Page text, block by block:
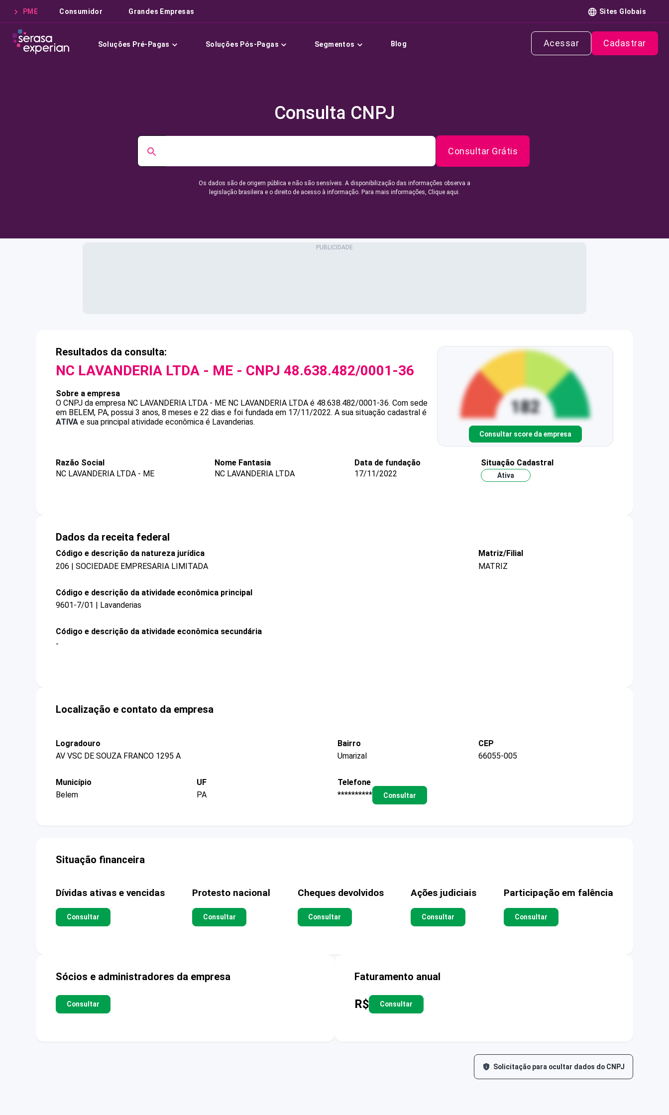
PME Consumidor Grandes Empresas Sites Globais
Soluções Pré-Pagas Soluções Pós-Pagas Segmentos Blog Acessar Cadastrar
Consulta CNPJ
Consultar Grátis
Os dados são de origem pública e não são sensíveis. A disponibilização das informações observa a
legislação brasileira e o direito de acesso à informação. Para mais informações, Clique aqui.
Resultados da consulta:
NC LAVANDERIA LTDA - ME - CNPJ 48.638.482/0001-36
Sobre a empresa
O CNPJ da empresa NC LAVANDERIA LTDA - ME NC LAVANDERIA LTDA é 48.638.482/0001-36. Com sede
em BELEM, PA, possui 3 anos, 8 meses e 22 dias e foi fundada em 17/11/2022. A sua situação cadastral é
ATIVA e sua principal atividade econômica é Lavanderias.
Consultar score da empresa
Razão Social
NC LAVANDERIA LTDA - ME
Nome Fantasia
NC LAVANDERIA LTDA
Data de fundação
17/11/2022
Situação Cadastral
Ativa
Dados da receita federal
Código e descrição da natureza jurídica
206 | SOCIEDADE EMPRESARIA LIMITADA
Matriz/Filial
MATRIZ
Código e descrição da atividade econômica principal
9601-7/01 | Lavanderias
Código e descrição da atividade econômica secundária
-
Localização e contato da empresa
Logradouro
AV VSC DE SOUZA FRANCO 1295 A
Bairro
Umarizal
CEP
66055-005
Município
Belem
UF
PA
Telefone
**********
Consultar
Situação financeira
Dívidas ativas e vencidas
Consultar
Protesto nacional
Consultar
Cheques devolvidos
Consultar
Ações judiciais
Consultar
Participação em falência
Consultar
Sócios e administradores da empresa
Consultar
Faturamento anual
R$ Consultar
Solicitação para ocultar dados do CNPJ